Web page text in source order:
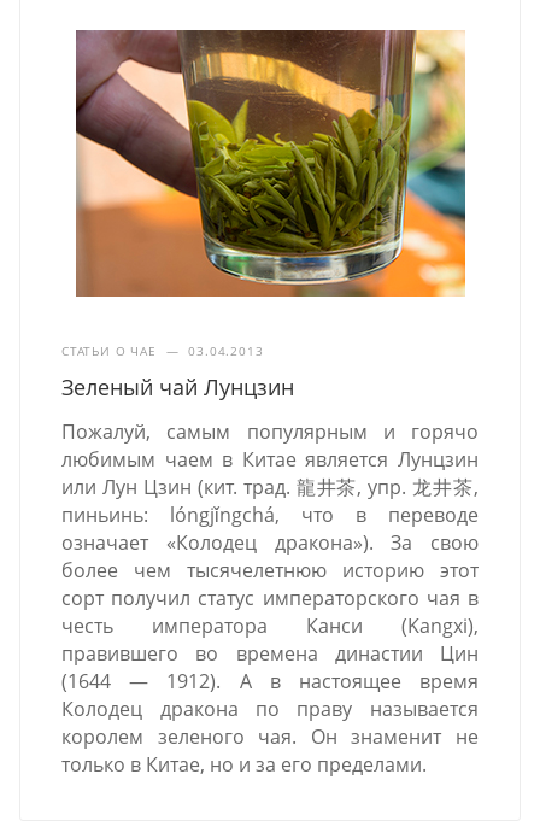
СТАТЬИ О ЧАЕ — 03.04.2013
Зеленый чай Лунцзин
Пожалуй, самым популярным и горячо
любимым чаем в Китае является Лунцзин
или Лун Цзин (кит. трад. 龍井茶, упр. 龙井茶,
пиньинь: lóngjǐngchá, что в переводе
означает «Колодец дракона»). За свою
более чем тысячелетнюю историю этот
сорт получил статус императорского чая в
честь императора Канси (Kangxi),
правившего во времена династии Цин
(1644 — 1912). А в настоящее время
Колодец дракона по праву называется
королем зеленого чая. Он знаменит не
только в Китае, но и за его пределами.